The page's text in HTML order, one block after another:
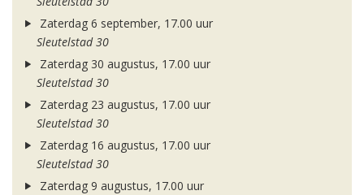
Zaterdag 6 september, 17.00 uur
Sleutelstad 30
Zaterdag 30 augustus, 17.00 uur
Sleutelstad 30
Zaterdag 23 augustus, 17.00 uur
Sleutelstad 30
Zaterdag 16 augustus, 17.00 uur
Sleutelstad 30
Zaterdag 9 augustus, 17.00 uur